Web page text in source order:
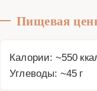
Пищевая
Калории: ~550
Углеводы: ~45 г